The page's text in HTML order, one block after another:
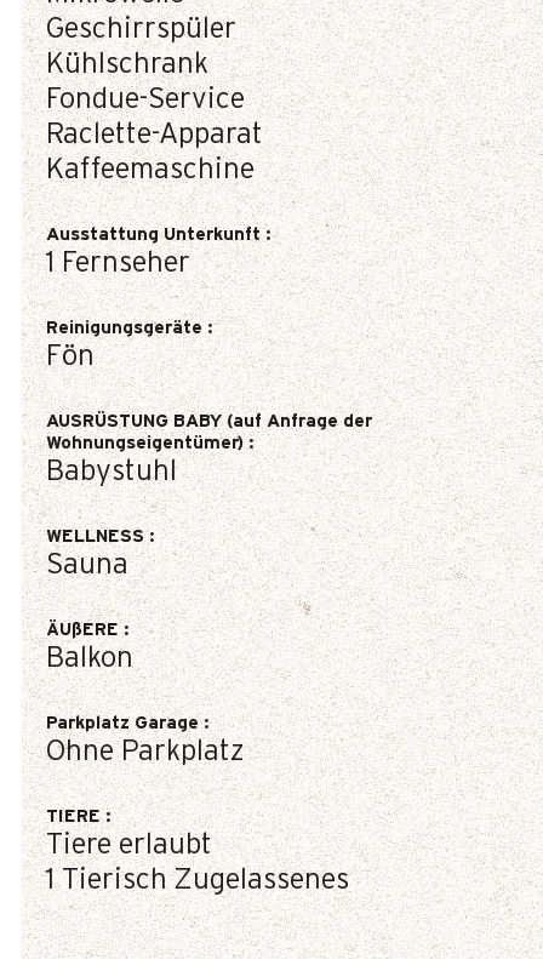
Geschirrspüler
Kühlschrank
Fondue-Service
Raclette-Apparat
Kaffeemaschine
Ausstattung Unterkunft:
1 Fernseher
Reinigungsgeräte :
Fön
AUSRÜSTUNG BABY (auf Anfrage der
Wohnungseigentümer):
Babystuhl
WELLNESS:
Sauna
ÄUßERE:
Balkon
Parkplatz Garage :
Ohne Parkplatz
TIERE:
Tiere erlaubt
1 Tierisch Zugelassenes